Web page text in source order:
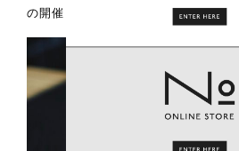
の開催に、ぜひお越しください！